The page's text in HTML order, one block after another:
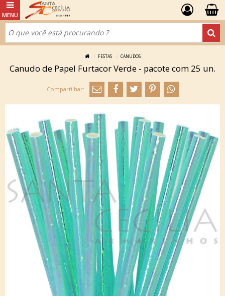
FESTAS CANUDOS
Canudo de Papel Furtacor Verde - pacote com 25 un.